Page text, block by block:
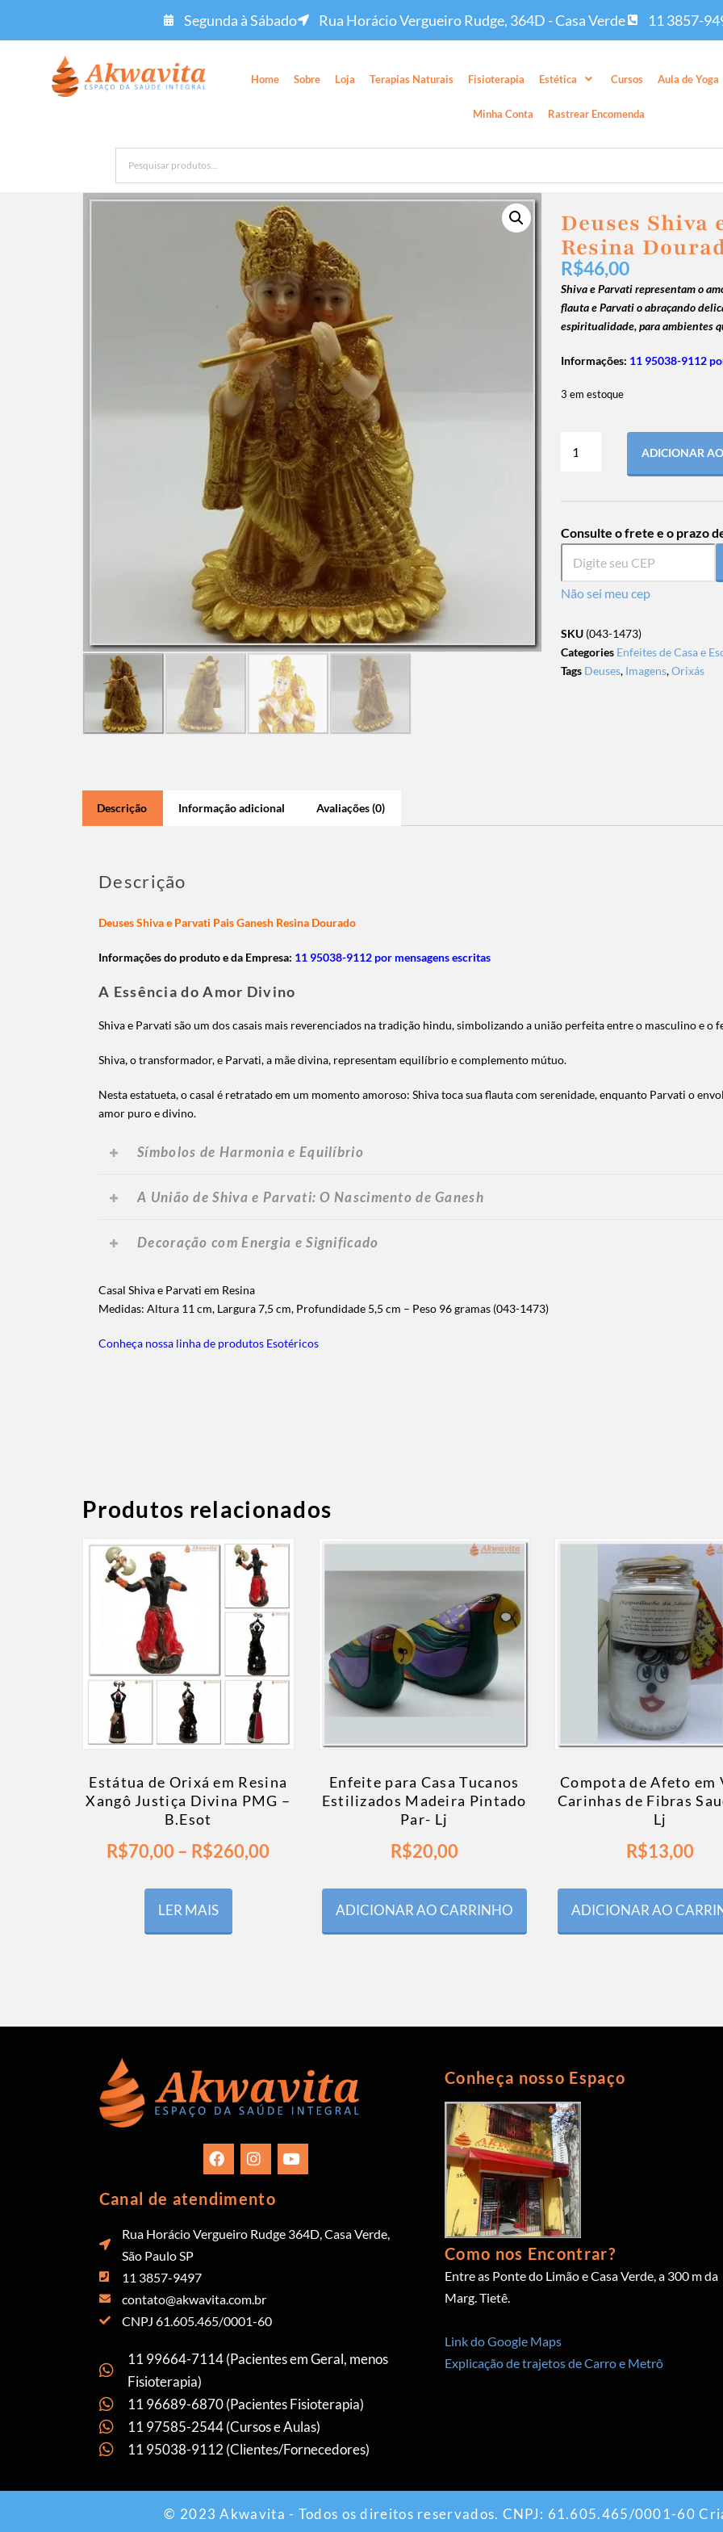
Segunda à Sábado Rua Horácio Vergueiro Rudge, 364D - Casa Verde 11 3857-
Home Sobre Loja Terapias Naturais Fisioterapia Estética Cursos Aula de Yoga
Minha Conta Rastrear Encomenda
Deuses Shiva
Resina
R$46,00
Shiva e Parvati representam o
flauta e Parvati o abraçando
espiritualidade, para ambientes
Informações: 11 95038-9112
3 em estoque
ADICIONAR
Consulte o frete e o prazo
Não sei meu cep
SKU (043-1473)
Categories Enfeites de Casa e
Tags Deuses, Imagens,Orixás
Descrição Informação adicional Avaliações (0)
Descrição
Deuses Shiva e Parvati Pais Ganesh Resina Dourado
Informações do produto e da Empresa: 11 95038-9112 por mensagens escritas
A Essência do Amor Divino
Shiva e Parvati são um dos casais mais reverenciados na tradição hindu, simbolizando a união perfeita entre o masculino e o
Shiva, o transformador, e Parvati, a mãe divina, representam equilíbrio e complemento mútuo.
Nesta estatueta, o casal é retratado em um momento amoroso: Shiva toca sua flauta com serenidade, enquanto Parvati o
amor puro e divino.
Símbolos de Harmonia e Equilíbrio
A União de Shiva e Parvati: O Nascimento de Ganesh
Decoração com Energia e Significado
Casal Shiva e Parvati em Resina
Medidas: Altura 11 cm, Largura 7,5 cm, Profundidade 5,5 cm – Peso 96 gramas (043-1473)
Conheça nossa linha de produtos Esotéricos
Produtos relacionados
Estátua de Orixá em Resina
Xangô Justiça Divina PMG –
B.Esot
R$70,00– R$260,00
LER MAIS
Enfeite para Casa Tucanos
Estilizados Madeira Pintado
Par- Lj
R$20,00
ADICIONAR AO CARRINHO
Compota de Afeto em
Carinhas de Fibras
Lj
R$13,00
ADICIONAR AO
Canal de atendimento
Rua Horácio Vergueiro Rudge 364D, Casa Verde,
São Paulo SP
11 3857-9497
contato@akwavita.com.br
CNPJ 61.605.465/0001-60
11 99664-7114 (Pacientes em Geral, menos
Fisioterapia)
11 96689-6870 (Pacientes Fisioterapia)
11 97585-2544 (Cursos e Aulas)
11 95038-9112 (Clientes/Fornecedores)
Conheça nosso Espaço
Como nos Encontrar?
Entre as Ponte do Limão e Casa Verde, a 300 m da
Marg. Tietê.
Link do Google Maps
Explicação de trajetos de Carro e Metrô
© 2023 Akwavita - Todos os direitos reservados. CNPJ: 61.605.465/0001-60